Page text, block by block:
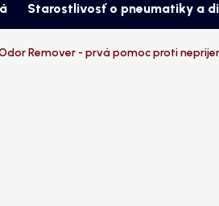
Starostlivosť o pneumatiky a
Odor Remover - prvá pomoc proti